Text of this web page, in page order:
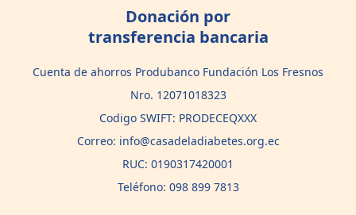
Donación por
transferencia bancaria
Cuenta de ahorros Produbanco Fundación Los Fresnos
Nro. 12071018323
Codigo SWIFT: PRODECEQXXX
Correo: info@casadeladiabetes.org.ec
RUC: 0190317420001
Teléfono: 098 899 7813